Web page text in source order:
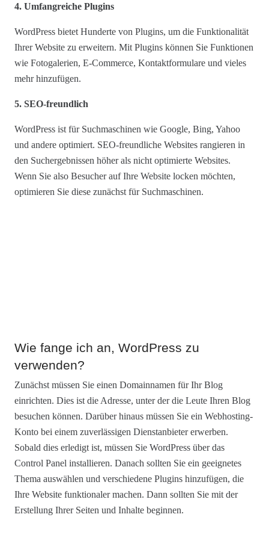
4. Umfangreiche Plugins
WordPress bietet Hunderte von Plugins, um die Funktionalität
Ihrer Website zu erweitern. Mit Plugins können Sie Funktionen
wie Fotogalerien, E-Commerce, Kontaktformulare und vieles
mehr hinzufügen.
5. SEO-freundlich
WordPress ist für Suchmaschinen wie Google, Bing, Yahoo
und andere optimiert. SEO-freundliche Websites rangieren in
den Suchergebnissen höher als nicht optimierte Websites.
Wenn Sie also Besucher auf Ihre Website locken möchten,
optimieren Sie diese zunächst für Suchmaschinen.
Wie fange ich an, WordPress zu
verwenden?
Zunächst müssen Sie einen Domainnamen für Ihr Blog
einrichten. Dies ist die Adresse, unter der die Leute Ihren Blog
besuchen können. Darüber hinaus müssen Sie ein Webhosting-
Konto bei einem zuverlässigen Dienstanbieter erwerben.
Sobald dies erledigt ist, müssen Sie WordPress über das
Control Panel installieren. Danach sollten Sie ein geeignetes
Thema auswählen und verschiedene Plugins hinzufügen, die
Ihre Website funktionaler machen. Dann sollten Sie mit der
Erstellung Ihrer Seiten und Inhalte beginnen.